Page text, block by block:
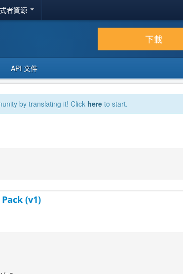
者資源
下載
API 文件
by translating it! Click here to start.
(v1)